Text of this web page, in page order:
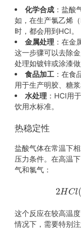
化学合成 ：盐酸
如，在生产氯乙烯
时，都会用到HCl。
金属处理 ：在金
这一步骤可以去除
处理如镀锌或涂漆做
食品加工 ：在食
用于生产明胶、糖
水处理 ：HCl用
饮用水标准。
热稳定性
盐酸气体在常温下
压力条件。在高温
气和氯气：
2HCl(
这个反应在较高温
情况下，需要特别